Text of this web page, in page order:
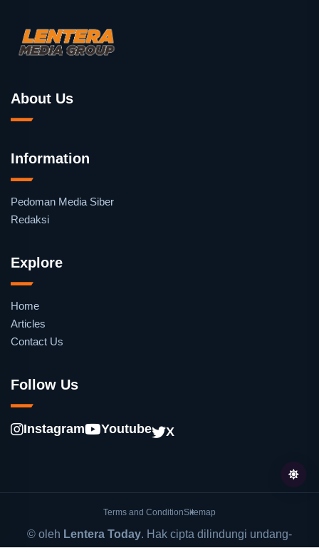
About Us
Information
Pedoman Media Siber
Redaksi
Explore
Home
Articles
Contact Us
Follow Us
Instagram Youtube X
Terms and ConditionSitemap
© oleh Lentera Today. Hak cipta dilindungi undang-